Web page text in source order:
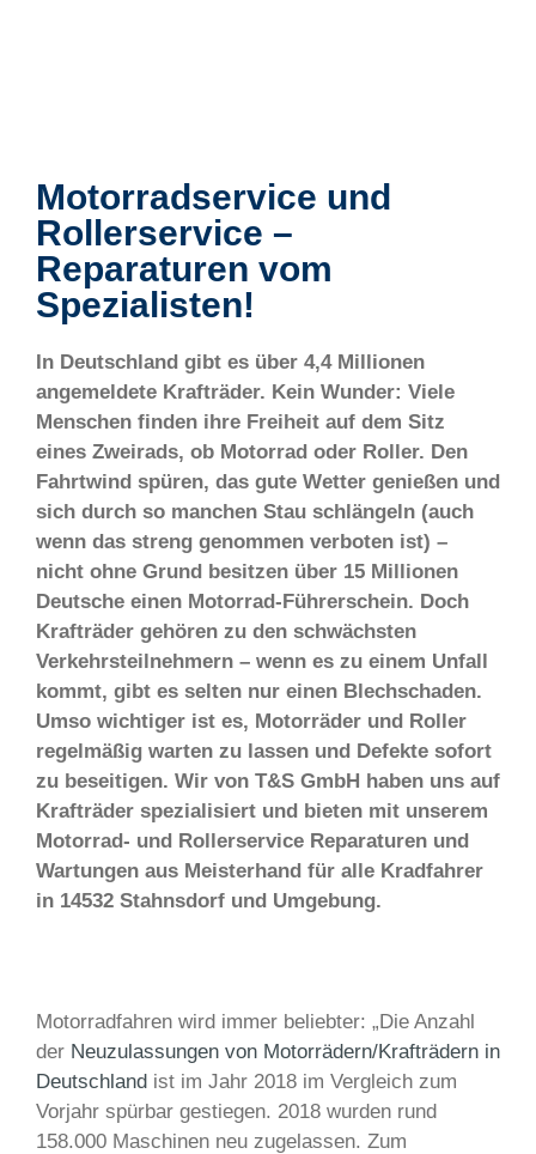
Motorradservice und
Rollerservice –
Reparaturen vom
Spezialisten!
In Deutschland gibt es über 4,4 Millionen
angemeldete Krafträder. Kein Wunder: Viele
Menschen finden ihre Freiheit auf dem Sitz
eines Zweirads, ob Motorrad oder Roller. Den
Fahrtwind spüren, das gute Wetter genießen und
sich durch so manchen Stau schlängeln (auch
wenn das streng genommen verboten ist) –
nicht ohne Grund besitzen über 15 Millionen
Deutsche einen Motorrad-Führerschein. Doch
Krafträder gehören zu den schwächsten
Verkehrsteilnehmern – wenn es zu einem Unfall
kommt, gibt es selten nur einen Blechschaden.
Umso wichtiger ist es, Motorräder und Roller
regelmäßig warten zu lassen und Defekte sofort
zu beseitigen. Wir von T&S GmbH haben uns auf
Krafträder spezialisiert und bieten mit unserem
Motorrad- und Rollerservice Reparaturen und
Wartungen aus Meisterhand für alle Kradfahrer
in 14532 Stahnsdorf und Umgebung.
Motorradfahren wird immer beliebter: „Die Anzahl
der Neuzulassungen von Motorrädern/Krafträdern in
Deutschland ist im Jahr 2018 im Vergleich zum
Vorjahr spürbar gestiegen. 2018 wurden rund
158.000 Maschinen neu zugelassen. Zum